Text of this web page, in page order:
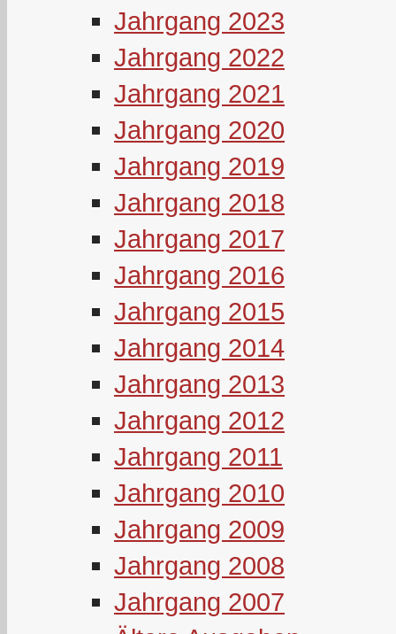
Jahrgang 2023
Jahrgang 2022
Jahrgang 2021
Jahrgang 2020
Jahrgang 2019
Jahrgang 2018
Jahrgang 2017
Jahrgang 2016
Jahrgang 2015
Jahrgang 2014
Jahrgang 2013
Jahrgang 2012
Jahrgang 2011
Jahrgang 2010
Jahrgang 2009
Jahrgang 2008
Jahrgang 2007